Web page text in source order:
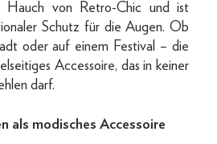
von Retro-Chic und ist
Schutz für die Augen. Ob
oder auf einem Festival – die
Accessoire, das in keiner
darf.
als modisches Accessoire